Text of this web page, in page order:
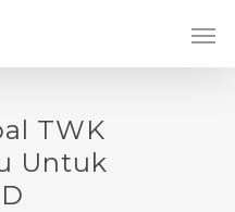
TWK
Untuk